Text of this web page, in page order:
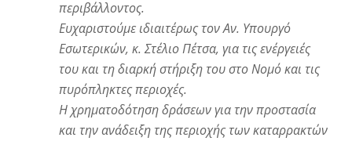
περιβάλλοντος.
Ευχαριστούμε ιδιαιτέρως τον Αν. Υπουργό
Εσωτερικών, κ. Στέλιο Πέτσα, για τιςενέργειές
του και τη διαρκή στήριξη του στο Νομό και τις
πυρόπληκτες περιοχές.
Η χρηματοδότηση δράσεων για την προστασία
και την ανάδειξη της περιοχής τωνκαταρρακτών